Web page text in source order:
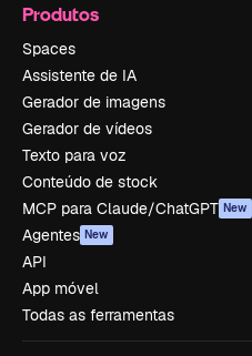
Produtos
Spaces
Assistente de IA
Gerador de imagens
Gerador de vídeos
Texto para voz
Conteúdo de stock
MCP para Claude/ChatGPT New
Agentes New
API
App móvel
Todas as ferramentas